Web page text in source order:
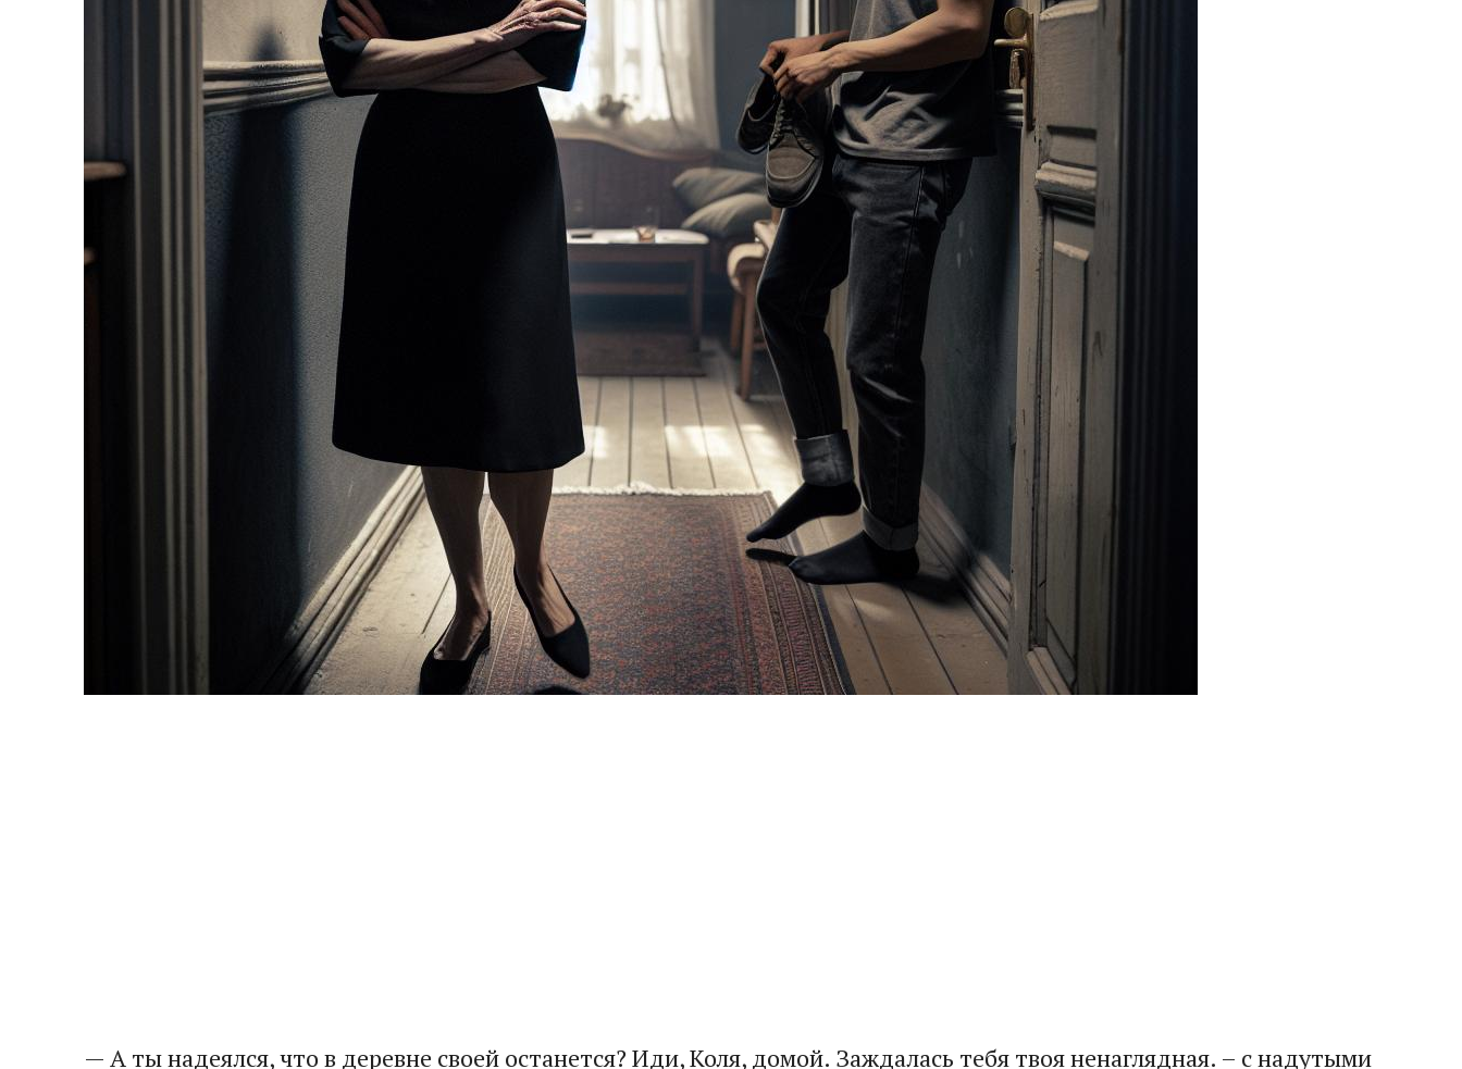
​— А ты надеялся, что в деревне своей останется? Иди, Коля, домой. Заждалась тебя твоя ненаглядная. – с надутыми